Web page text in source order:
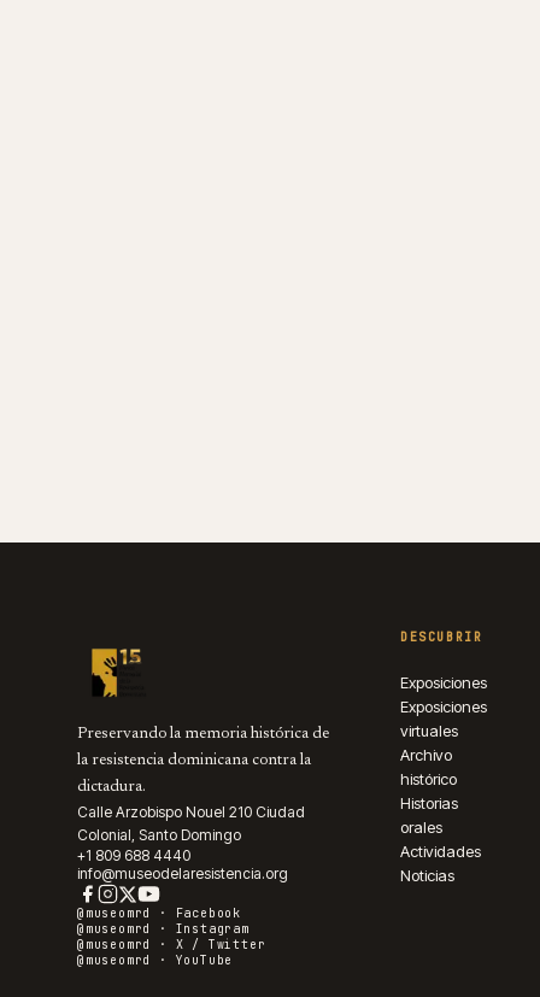
Preservando la memoria histórica de
la resistencia dominicana contra la
dictadura.
Calle Arzobispo Nouel 210 Ciudad
Colonial, Santo Domingo
+1 809 688 4440
info@museodelaresistencia.org
@museomrd ·
Facebook
@museomrd · Instagram
@museomrd · X / Twitter
@museomrd · YouTube
DESCUBRIR
Exposiciones
Exposiciones
virtuales
Archivo
histórico
Historias
orales
Actividades
Noticias